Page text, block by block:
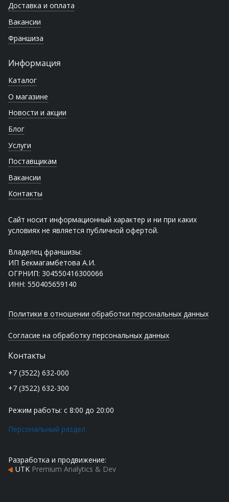
Доставка и оплата
Вакансии
Франшиза
Информация
Каталог
О магазине
Новости и акции
Блог
Услуги
Поставщикам
Вакансии
Контакты
Сайт носит информационный характер и ни при каких
условиях не является публичной офертой.
Владелец франшизы:
ИП Бекмагамбетова А.И.
ОГРНИП: 304550416300066
ИНН: 550405659140
Политики в отношении обработки персональных данных
Согласие на обработку персональных данных
Контакты
+7 (3522) 632-000
+7 (3522) 632-300
Режим работы: с 8:00 до 20:00
Персональный раздел
Разработка и продвижение:
UTK Premium Analytics & Dev